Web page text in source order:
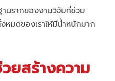
นรากของงานวิจัยที่ช่วย
หมดของเราให้มีน้ำหนักมาก
ยสร้างความ